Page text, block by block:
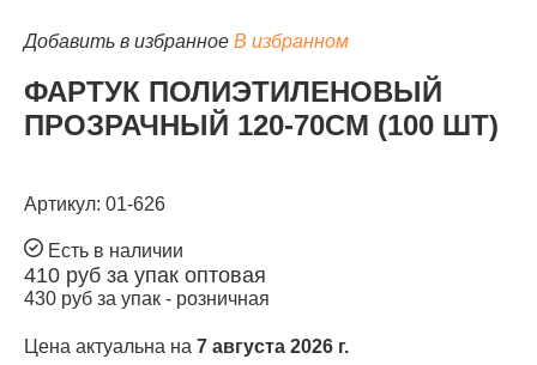
Добавить в избранное В избранном
ФАРТУК ПОЛИЭТИЛЕНОВЫЙ
ПРОЗРАЧНЫЙ 120-70СМ (100 ШТ)
Артикул: 01-626
Есть в наличии
410 руб за упак оптовая
430 руб за упак - розничная
Цена актуальна на 7 августа 2026 г.